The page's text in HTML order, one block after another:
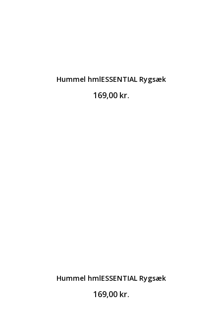
Hummel hmlESSENTIAL Rygsæk
169,00 kr.
Hummel hmlESSENTIAL Rygsæk
169,00 kr.